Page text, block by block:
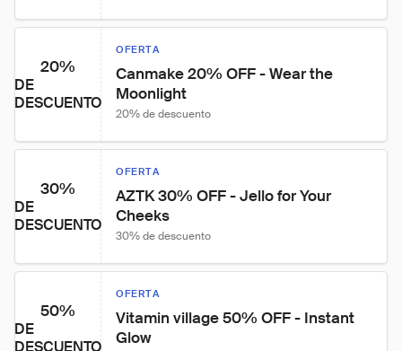
20%
DE
DESCUENTO
OFERTA
Canmake 20% OFF - Wear the
Moonlight
20% de descuento
30%
DE
DESCUENTO
OFERTA
AZTK 30% OFF - Jello for Your
Cheeks
30% de descuento
50%
DE
DESCUENTO
OFERTA
Vitamin village 50% OFF - Instant
Glow